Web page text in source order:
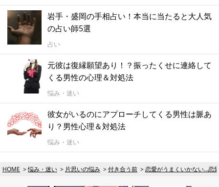
岩手・盛岡の手相占い！本当に当たると大人気
の占い師5選
占い
元彼は復縁願望あり！？振ったくせに連絡して
くる男性の心理＆対処法
悩み・迷い
彼女がいるのにアプローチしてくる男性は脈あ
り？男性心理＆対処法
悩み・迷い
HOME 悩み・迷い 片思いの悩み 付き合う前 恋愛がうまくいかない…恋